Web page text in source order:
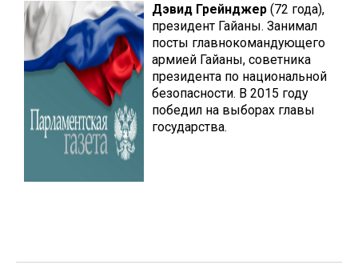
Дэвид Грейнджер (72 года),
президент Гайаны. Занимал
посты главнокомандующего
армией Гайаны, советника
президента по национальной
безопасности. В 2015 году
победил на выборах главы
государства.